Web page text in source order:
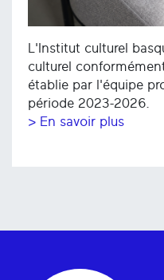
L'Institut culturel
culturel
établie par l'équipe
période 2023-2026.
> En savoir plus